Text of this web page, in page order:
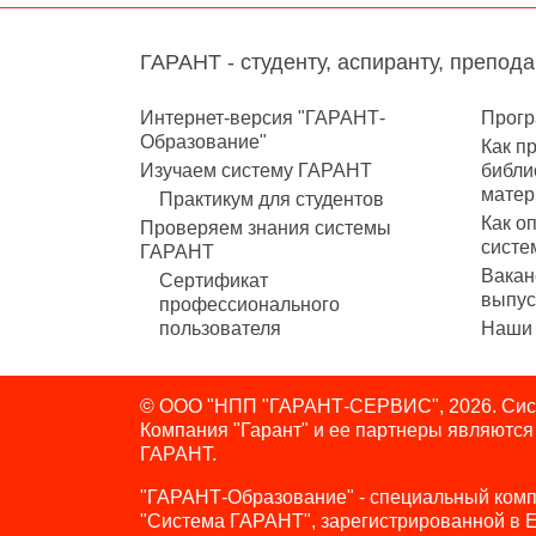
ГАРАНТ - студенту, аспиранту,
Интернет-версия "ГАРАНТ-
Образование"
Изучаем систему ГАРАНТ
Практикум для студентов
Проверяем знания системы
ГАРАНТ
Сертификат
профессионального
пользователя
Как
Как
Наши
© ООО "НПП "ГАРАНТ-СЕРВИС", 2026.
Компания "Гарант" и ее партнеры
ГАРАНТ.
"ГАРАНТ-Образование" - специальный
"Система ГАРАНТ", зарегистрированной в